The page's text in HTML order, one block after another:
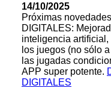
14/10/2025
Próximas
DIGITALES:
inteligencia
los juegos (no sólo
las jugadas
APP super potente.
DIGITALES